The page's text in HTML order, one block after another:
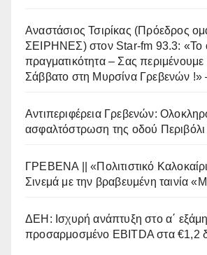
Αναστάσιος Τσιρίκας (Πρόεδρος
ΣΕΙΡΗΝΕΣ) στον Star-fm 93.3: «Το
πραγματικότητα – Σας περιμένουμε
Σάββατο στη Μυρσίνα Γρεβενών !»
Αντιπεριφέρεια Γρεβενών:
ασφαλτόστρωση της οδού
ΓΡΕΒΕΝΑ || «Πολιτιστικό
Σινεμά με την βραβευμένη ταινία
ΔΕΗ: Ισχυρή ανάπτυξη στο α΄
προσαρμοσμένο EBITDA στα €1,2